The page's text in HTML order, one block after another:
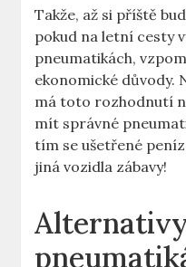
Takže, až si příště
pokud na letní cesty
pneumatikách,
ekonomické důvody.
má toto rozhodnutí
mít správné
tím se ušetřené
jiná vozidla zábavy!